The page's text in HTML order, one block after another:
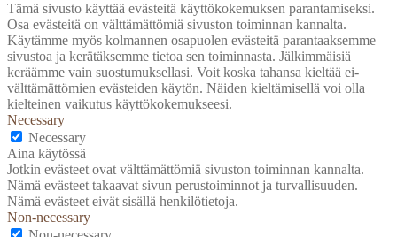
Tämä sivusto käyttää evästeitä käyttökokemuksen parantamiseksi.
Osa evästeitä on välttämättömiä sivuston toiminnan kannalta.
Käytämme myös kolmannen osapuolen evästeitä parantaaksemme
sivustoa ja kerätäksemme tietoa sen toiminnasta. Jälkimmäisiä
keräämme vain suostumuksellasi. Voit koska tahansa kieltää ei-
välttämättömien evästeiden käytön. Näiden kieltämisellä voi olla
kielteinen vaikutus käyttökokemukseesi.
Necessary
Necessary
Aina käytössä
Jotkin evästeet ovat välttämättömiä sivuston toiminnan kannalta.
Nämä evästeet takaavat sivun perustoiminnot ja turvallisuuden.
Nämä evästeet eivät sisällä henkilötietoja.
Non-necessary